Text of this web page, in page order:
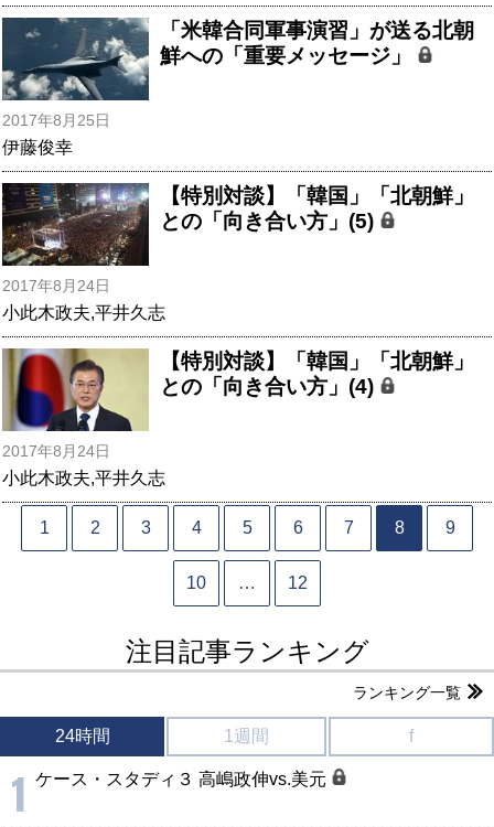
「米韓合同軍事演習」が送る北朝
鮮への「重要メッセージ」
2017年8月25日
伊藤俊幸
【特別対談】「韓国」「北朝鮮」
との「向き合い方」(5)
2017年8月24日
小此木政夫,平井久志
【特別対談】「韓国」「北朝鮮」
との「向き合い方」(4)
2017年8月24日
小此木政夫,平井久志
1 2 3 4 5 6 7 8 9
10 … 12
注目記事ランキング
ランキング一覧
24時間 1週間 f
1 ケース・スタディ３ 高嶋政伸vs.美元